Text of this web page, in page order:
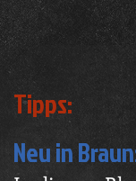
Tipps:
Neu in